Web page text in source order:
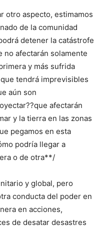
otro aspecto, estimamos
de la comunidad
detener la catástrofe
no afectarán solamente
y más sufrida
tendrá imprevisibles
aún son
afectarán
y la tierra en las zonas
pegamos en esta
podría llegar a
o de otra**/
y global, pero
conducta del poder en
en acciones,
de desatar desastres